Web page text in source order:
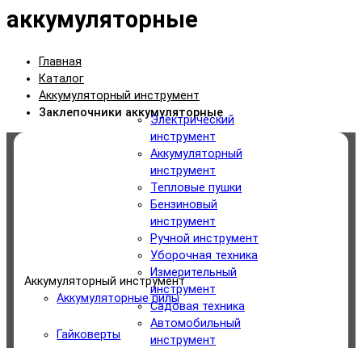
аккумуляторные
Главная
Каталог
Аккумуляторный инструмент
Электрический
инструмент
Аккумуляторный
инструмент
Тепловые пушки
Бензиновый
инструмент
Ручной инструмент
Уборочная техника
Измерительный
инструмент
Садовая техника
Автомобильный
инструмент
Заклепочники аккумуляторные
Электрический инструмент
Аккумуляторный инструмент
Аккумуляторный инструмент
Аккумуляторные пилы
Гайковерты
Тепловые пушки
Бензиновый инструмент